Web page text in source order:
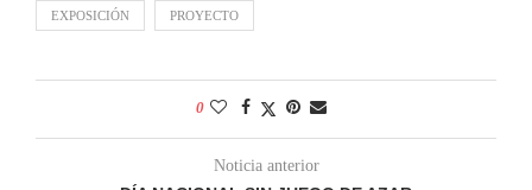
EXPOSICIÓN PROYECTO
0
Noticia anterior